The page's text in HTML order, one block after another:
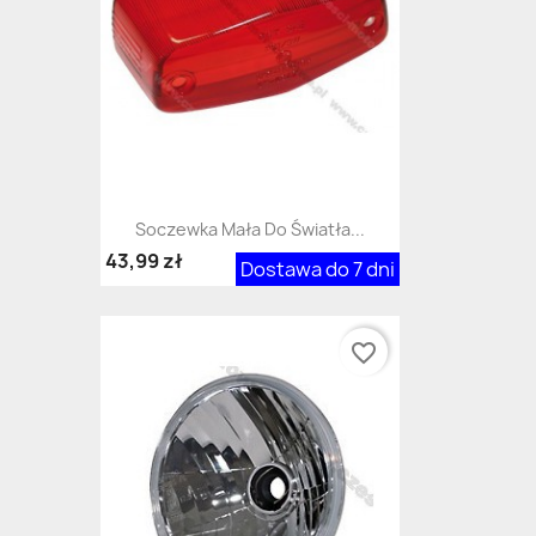
Soczewka Mała Do Światła...
Dostawa do 7 dni
43,99 zł
favorite_border